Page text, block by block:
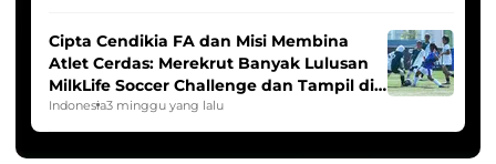
Cipta Cendikia FA dan Misi Membina
Atlet Cerdas: Merekrut Banyak Lulusan
MilkLife Soccer Challenge dan Tampil di
HYDROPLUS Soccer League
Indonesia3 minggu yang lalu